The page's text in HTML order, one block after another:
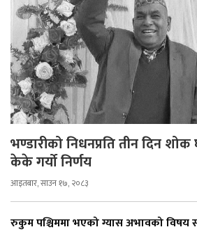
भण्डारीको निधनप्रति तीन दिन
केके गर्यो निर्णय
आइतबार, साउन १७, २०८३
रुकुम पश्चिममा भएको ग्यास अभावको विषय